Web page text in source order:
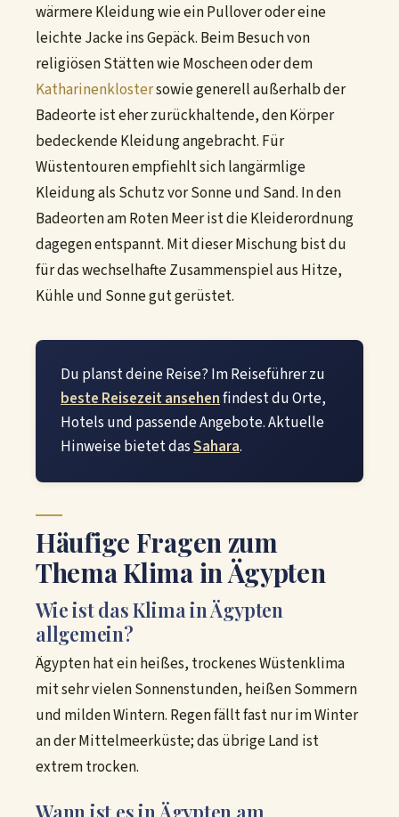
wärmere Kleidung wie ein Pullover oder eine
leichte Jacke ins Gepäck. Beim Besuch von
religiösen Stätten wie Moscheen oder dem
Katharinenklostersowie generell außerhalb der
Badeorte ist eher zurückhaltende, den Körper
bedeckende Kleidung angebracht. Für
Wüstentouren empfiehlt sich langärmlige
Kleidung als Schutz vor Sonne und Sand. In den
Badeorten am Roten Meer ist die Kleiderordnung
dagegen entspannt. Mit dieser Mischung bist du
für das wechselhafte Zusammenspiel aus Hitze,
Kühle und Sonne gut gerüstet.
Du planst deine Reise? Im Reiseführer zu
beste Reisezeit ansehenfindest du Orte,
Hotels und passende Angebote. Aktuelle
Hinweise bietet dasSahara.
Häufige Fragen zum
Thema Klima in Ägypten
Wie ist das Klima in Ägypten
allgemein?
Ägypten hat ein heißes, trockenes Wüstenklima
mit sehr vielen Sonnenstunden, heißen Sommern
und milden Wintern. Regen fällt fast nur im Winter
an der Mittelmeerküste; das übrige Land ist
extrem trocken.
Wann ist es in Ägypten am